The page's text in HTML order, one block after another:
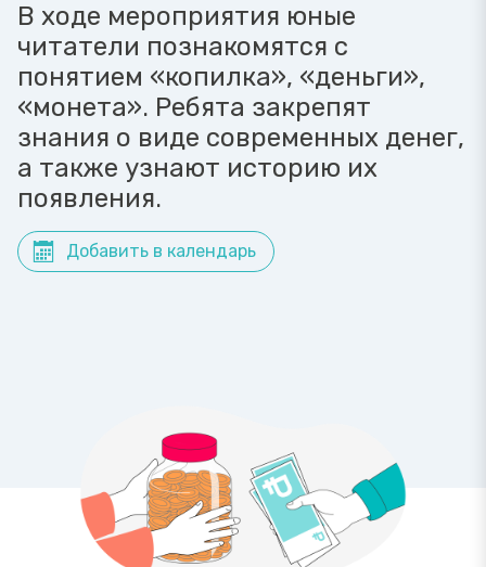
В ходе мероприятия юные
читатели познакомятся с
понятием «копилка», «деньги»,
«монета». Ребята закрепят
знания о виде современных денег,
а также узнают историю их
появления.
Добавить в календарь